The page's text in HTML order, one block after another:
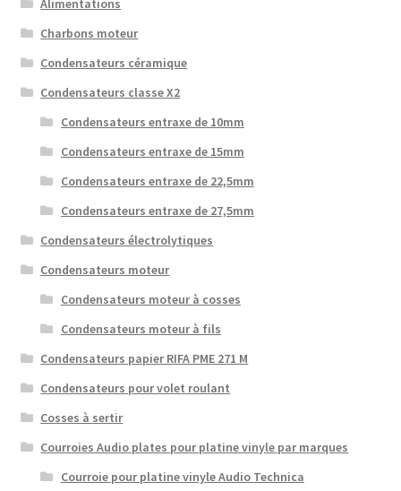
Alimentations
Charbons moteur
Condensateurs céramique
Condensateurs classe X2
Condensateurs entraxe de 10mm
Condensateurs entraxe de 15mm
Condensateurs entraxe de 22,5mm
Condensateurs entraxe de 27,5mm
Condensateurs électrolytiques
Condensateurs moteur
Condensateurs moteur à cosses
Condensateurs moteur à fils
Condensateurs papier RIFA PME 271 M
Condensateurs pour volet roulant
Cosses à sertir
Courroies Audio plates pour platine vinyle par marques
Courroie pour platine vinyle Audio Technica